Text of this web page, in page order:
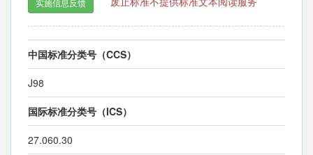
实施信息反馈
中国标准分类号（CCS）
J98
国际标准分类号（ICS）
27.060.30